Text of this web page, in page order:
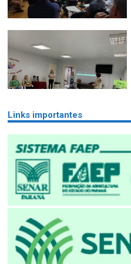
Links importantes